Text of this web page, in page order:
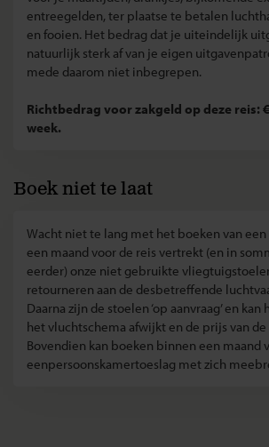
entreegelden, ter plaatse te betalen
en fooien. Het bedrag dat je uiteindelijk
natuurlijk sterk af van je eigen
mede daarom niet inbegrepen.
Richtbedrag voor zakgeld op deze reis:
week.
Boek niet te laat
Wacht niet te lang met het boeken van
een maand voor de reis vertrekt (en in
eerder) onze niet gebruikte
retourneren aan de desbetreffende
Daarna zijn de stoelen ‘op aanvraag’ en
het vluchtschema afwijkt en de prijs van
Bovendien kan boeken binnen een maand
eenpersoonskamertoeslag met zich